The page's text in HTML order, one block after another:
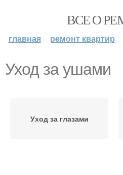
ВСЕ О
главная ремонт квартир
Уход за ушами
Уход за глазами